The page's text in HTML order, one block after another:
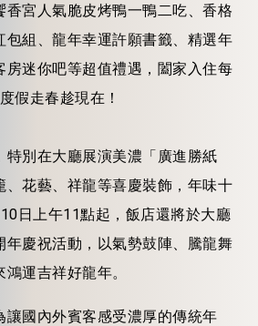
香宮人氣脆皮烤鴨一鴨二吃、香格
包組、龍年幸運許願書籤、精選年
房迷你吧等超值禮遇，闔家入住每
假走春趁現在！
特別在大廳展演美濃「廣進勝紙
、花藝、祥龍等喜慶裝飾，年味十
日上午11點起，飯店還將於大廳
年慶祝活動，以氣勢鼓陣、騰龍舞
運吉祥好龍年。
讓國內外賓客感受濃厚的傳統年